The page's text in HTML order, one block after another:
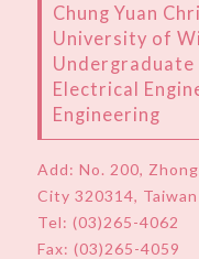
Chung Yuan
University of
Undergraduate
Electrical
Engineering
Add: No. 200,
City 320314, Taiwan
Tel: (03)265-4062
Fax: (03)265-4059